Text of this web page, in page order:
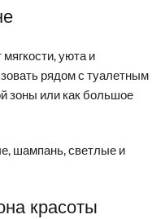
уюта и
рядом с туалетным
зоны или как большое
шампань, светлые и
красоты